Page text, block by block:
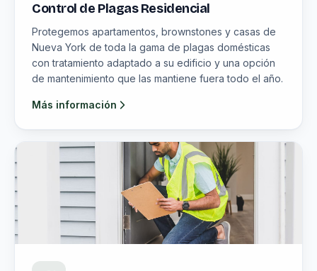
Control de Plagas Residencial
Protegemos apartamentos, brownstones y casas de
Nueva York de toda la gama de plagas domésticas
con tratamiento adaptado a su edificio y una opción
de mantenimiento que las mantiene fuera todo el año.
Más información